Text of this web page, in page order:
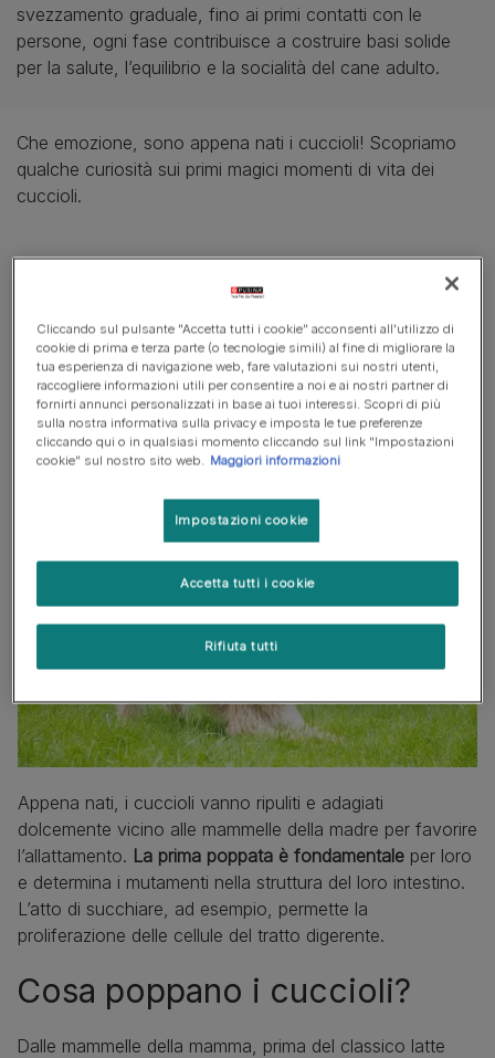
svezzamento graduale, fino ai primi contatti con le
persone, ogni fase contribuisce a costruire basi solide
per la salute, l’equilibrio e la socialità del cane adulto.
Che emozione, sono appena nati i cuccioli! Scopriamo
qualche curiosità sui primi magici momenti di vita dei
cuccioli.
Cosa poppano i cuccioli?
Quando cominciare lo svezzamento?
Il rapporto con le persone
Appena nati, i cuccioli vanno ripuliti e adagiati
dolcemente vicino alle mammelle della madre per favorire
l’allattamento. La prima poppata è fondamentale per loro
e determina i mutamenti nella struttura del loro intestino.
L’atto di succhiare, ad esempio, permette la
proliferazione delle cellule del tratto digerente.
Cosa poppano i cuccioli?
Dalle mammelle della mamma, prima del classico latte
Cliccando sul pulsante "Accetta tutti i cookie" acconsenti all'utilizzo di
cookie di prima e terza parte (o tecnologie simili) al fine di migliorare la
tua esperienza di navigazione web, fare valutazioni sui nostri utenti,
raccogliere informazioni utili per consentire a noi e ai nostri partner di
fornirti annunci personalizzati in base ai tuoi interessi. Scopri di più
sulla nostra informativa sulla privacy e imposta le tue preferenze
cliccando qui o in qualsiasi momento cliccando sul link "Impostazioni
cookie" sul nostro sito web. Maggiori informazioni
Impostazioni cookie
Rifiuta tutti
Accetta tutti i cookie